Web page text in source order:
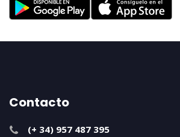
Contacto
(+ 34) 957 487 395